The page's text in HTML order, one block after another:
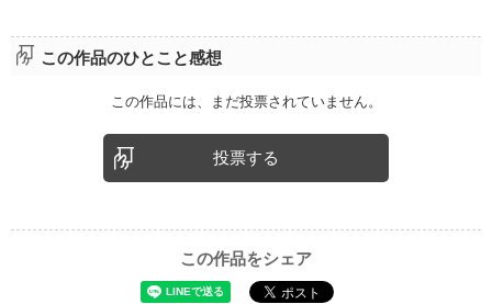
この作品のひとこと感想
この作品には、まだ投票されていません。
投票する
この作品をシェア